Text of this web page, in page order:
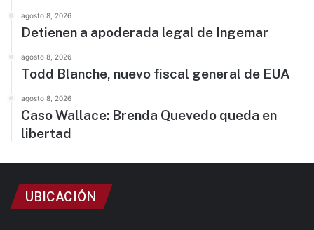
agosto 8, 2026
Detienen a apoderada legal de Ingemar
agosto 8, 2026
Todd Blanche, nuevo fiscal general de EUA
agosto 8, 2026
Caso Wallace: Brenda Quevedo queda en
libertad
UBICACIÓN